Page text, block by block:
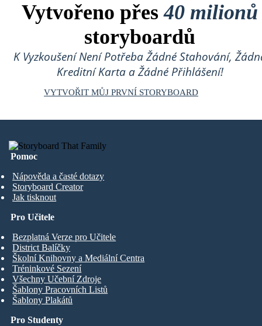
Vytvořeno přes40 milionů
storyboardů
K Vyzkoušení Není Potřeba Žádné Stahování,
Kreditní Karta a Žádné Přihlášení!
VYTVOŘIT MŮJ PRVNÍ STORYBOARD
Pomoc
Nápověda a časté dotazy
Storyboard Creator
Jak tisknout
Pro Studenty
Pro Učitele
Bezplatná Verze pro Učitele
District Balíčky
Školní Knihovny a Mediální Centra
Tréninkové Sezení
Všechny Učební Zdroje
Šablony Pracovních Listů
Šablony Plakátů